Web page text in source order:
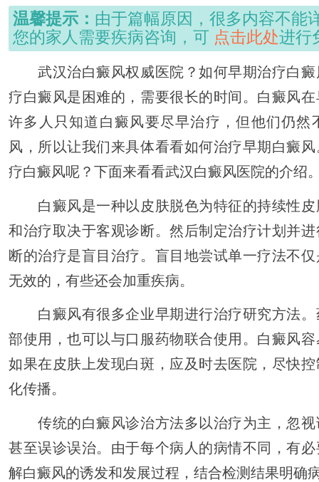
温馨提示： 由于篇幅原因，很多内容不能
您的家人需要疾病咨询，可 点击此处进行
武汉治白癜风权威医院？如何早期治疗白癜
疗白癜风是困难的，需要很长的时间。白癜风
许多人只知道白癜风要尽早治疗，但他们仍然
风，所以让我们来具体看看如何治疗早期白癜
疗白癜风呢？下面来看看武汉白癜风医院的介绍
白癜风是一种以皮肤脱色为特征的持续性皮
和治疗取决于客观诊断。然后制定治疗计划并
断的治疗是盲目治疗。盲目地尝试单一疗法不
无效的，有些还会加重疾病。
白癜风有很多企业早期进行治疗研究方法。
部使用，也可以与口服药物联合使用。白癜风
如果在皮肤上发现白斑，应及时去医院，尽快
化传播。
传统的白癜风诊治方法多以治疗为主，忽视
甚至误诊误治。由于每个病人的病情不同，有
解白癜风的诱发和发展过程，结合检测结果明确